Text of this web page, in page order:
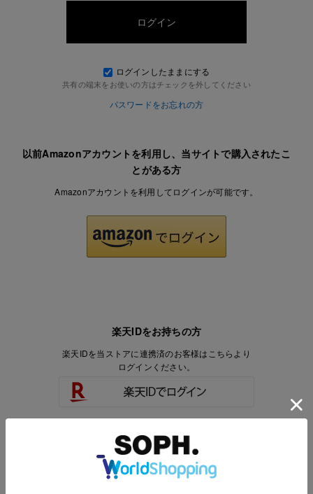
ログインしたままにする
共有の端末をお使いの方はチェックを外してください
パスワードをお忘れの方
以前Amazonアカウントを利用し、当サイトで購入されたこ
とがある方
Amazonアカウントを利用してログインが可能です。
楽天IDをお持ちの方
楽天IDを当ストアに連携済のお客様はこちらより
ログインください。
楽天IDをお持ちで、当ストアのアカウントを
お持ちでないお客様はこちらより
会員登録いただけます。